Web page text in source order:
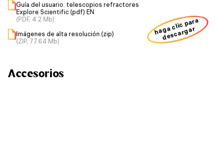
Guía del usuario: telescopios refractores
Explore Scientific (pdf) EN
(PDF, 4.2 Mb)
Imágenes de alta resolución (zip)
(ZIP, 77.64 Mb)
haga clic para
descargar
Accesorios